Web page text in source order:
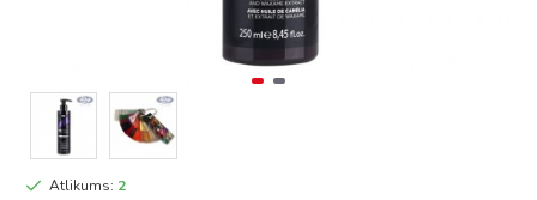
Atlikums: 2